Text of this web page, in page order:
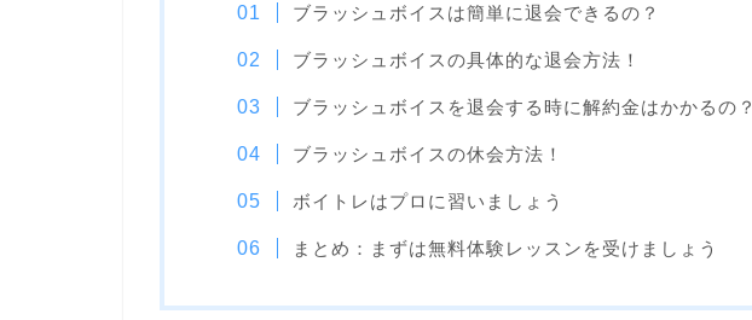
ブラッシュボイスは簡単に退会できるの？
ブラッシュボイスの具体的な退会方法！
ブラッシュボイスを退会する時に解約金はかかるの？
ブラッシュボイスの休会方法！
ボイトレはプロに習いましょう
まとめ：まずは無料体験レッスンを受けましょう